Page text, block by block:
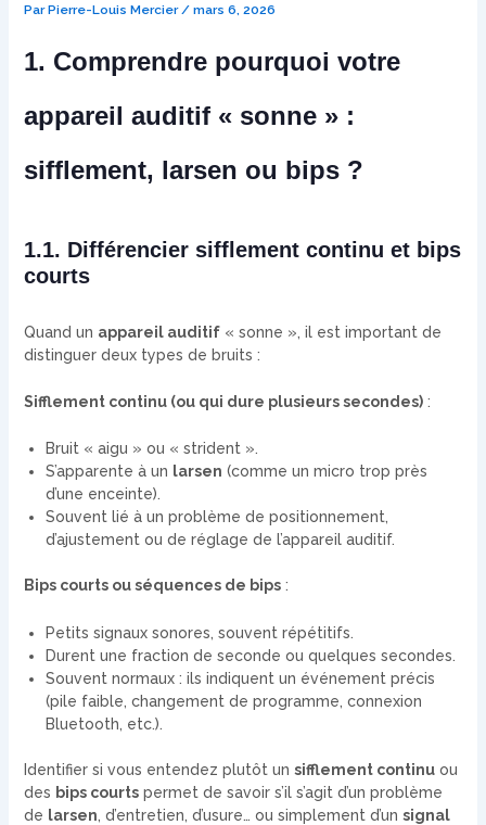
ParPierre-Louis Mercier / mars 6, 2026
1. Comprendre pourquoi votre
appareil auditif « sonne » :
sifflement, larsen ou bips ?
1.1. Différencier sifflement continu et bips
courts
Quand un appareil auditif« sonne », il est important de
distinguer deux types de bruits :
Sifflement continu (ou qui dure plusieurs secondes):
Bruit « aigu » ou « strident ».
S’apparente à un larsen (comme un micro trop près
d’une enceinte).
Souvent lié à un problème de positionnement,
d’ajustement ou de réglage de l’appareil auditif.
Bips courts ou séquences de bips:
Petits signaux sonores, souvent répétitifs.
Durent une fraction de seconde ou quelques secondes.
Souvent normaux : ils indiquent un événement précis
(pile faible, changement de programme, connexion
Bluetooth, etc.).
Identifier si vous entendez plutôt un sifflement continuou
des bips courtspermet de savoir s’il s’agit d’un problème
de larsen, d’entretien, d’usure… ou simplement d’un signal